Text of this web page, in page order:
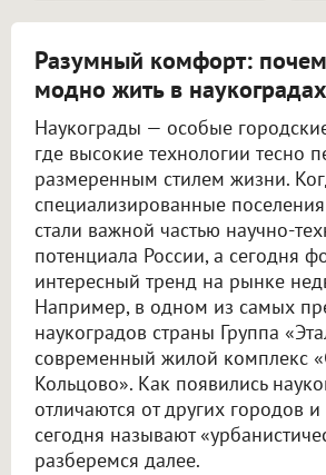
Разумный комфорт:
модно жить в наукоградах
Наукограды — особые
где высокие технологии тесно
размеренным стилем жизни.
специализированные
стали важной частью научно-
потенциала России, а сегодня
интересный тренд на рынке
Например, в одном из самых
наукоградов страны Группа
современный жилой комплекс
Кольцово». Как появились
отличаются от других городов
сегодня называют
разберемся далее.